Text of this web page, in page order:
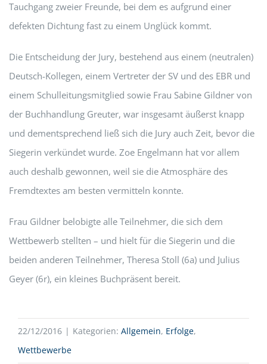
Tauchgang zweier Freunde, bei dem es aufgrund einer
defekten Dichtung fast zu einem Unglück kommt.
Die Entscheidung der Jury, bestehend aus einem (neutralen)
Deutsch-Kollegen, einem Vertreter der SV und des EBR und
einem Schulleitungsmitglied sowie Frau Sabine Gildner von
der Buchhandlung Greuter, war insgesamt äußerst knapp
und dementsprechend ließ sich die Jury auch Zeit, bevor die
Siegerin verkündet wurde. Zoe Engelmann hat vor allem
auch deshalb gewonnen, weil sie die Atmosphäre des
Fremdtextes am besten vermitteln konnte.
Frau Gildner belobigte alle Teilnehmer, die sich dem
Wettbewerb stellten – und hielt für die Siegerin und die
beiden anderen Teilnehmer, Theresa Stoll (6a) und Julius
Geyer (6r), ein kleines Buchpräsent bereit.
22/12/2016 | Kategorien: Allgemein, Erfolge,
Wettbewerbe